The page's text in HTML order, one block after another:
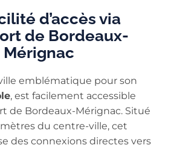
d’accès via
de Bordeaux-
Mérignac
emblématique pour son
, est facilement accessible
de Bordeaux-Mérignac. Situé
du centre-ville, cet
des connexions directes vers